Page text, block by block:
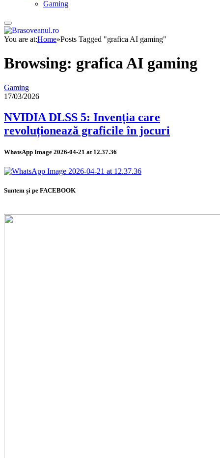
Gaming
You are at:Home»Posts Tagged "grafica AI gaming"
Browsing: grafica AI gaming
Gaming
17/03/2026
NVIDIA DLSS 5: Invenția care
revoluționează graficile în jocuri
WhatsApp Image 2026-04-21 at 12.37.36
Suntem și pe FACEBOOK